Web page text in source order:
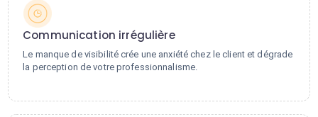
Communication irrégulière
Le manque de visibilité crée une anxiété chez le client et dégrade
la perception de votre professionnalisme.